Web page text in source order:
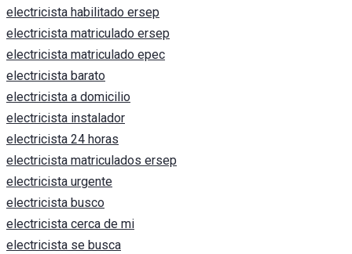
electricista habilitado ersep
electricista matriculado ersep
electricista matriculado epec
electricista barato
electricista a domicilio
electricista instalador
electricista 24 horas
electricista matriculados ersep
electricista urgente
electricista busco
electricista cerca de mi
electricista se busca